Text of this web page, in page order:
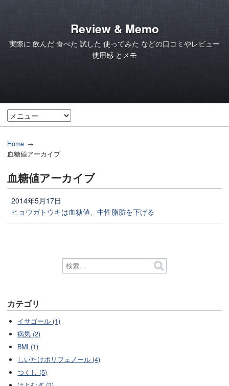
Review & Memo
実際に 飲んだ 食べた 試した 使ってみた などの口コミやレビュー
使用感 とメモ
Home
血糖値アーカイブ
血糖値アーカイブ
2014年5月17日
ヒョウガトウキは血糖値、中性脂肪を下げる
カテゴリ
イサゴール (1)
病気 (2)
BMI (1)
しいたけポリフェノール (4)
つくし (5)